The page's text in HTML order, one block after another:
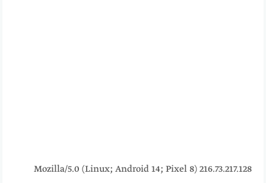
216.73.217.128 Mozilla/5.0 (Linux; Android 14; Pixel 8)